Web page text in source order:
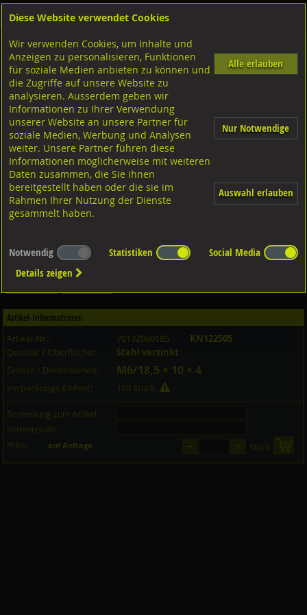
Shop Schrauben Aufhängeschrauben-Gewindeplatten
Diverse Ausführungen GewindeplattenGewindeplatten Rechteck Stahl verzinkt
Gewindeplatten Rechteck, Stahl verzinkt M6/18,5x10x4
Artikel-Informationen
Artikel-Nr.:
7013Z060185
KN122505
Qualität / Oberfläche:
Stahl verzinkt
Grösse / Dimensionen:
M6/18,5 × 10 × 4
Verpackungs-Einheit: 100 Stück
Bemerkung zum Artikel:
Kommission:
Preis:
auf Anfrage Stück
Diese Website verwendet Cookies
Wir verwenden Cookies, um Inhalte und
Anzeigen zu personalisieren, Funktionen
für soziale Medien anbieten zu können und
die Zugriffe auf unsere Website zu
analysieren. Ausserdem geben wir
Informationen zu Ihrer Verwendung
unserer Website an unsere Partner für
soziale Medien, Werbung und Analysen
weiter. Unsere Partner führen diese
Informationen möglicherweise mit weiteren
Daten zusammen, die Sie ihnen
bereitgestellt haben oder die sie im
Rahmen Ihrer Nutzung der Dienste
gesammelt haben.
Alle erlauben
Nur Notwendige
Auswahl erlauben
Notwendig Statistiken
Social Media
Details zeigen